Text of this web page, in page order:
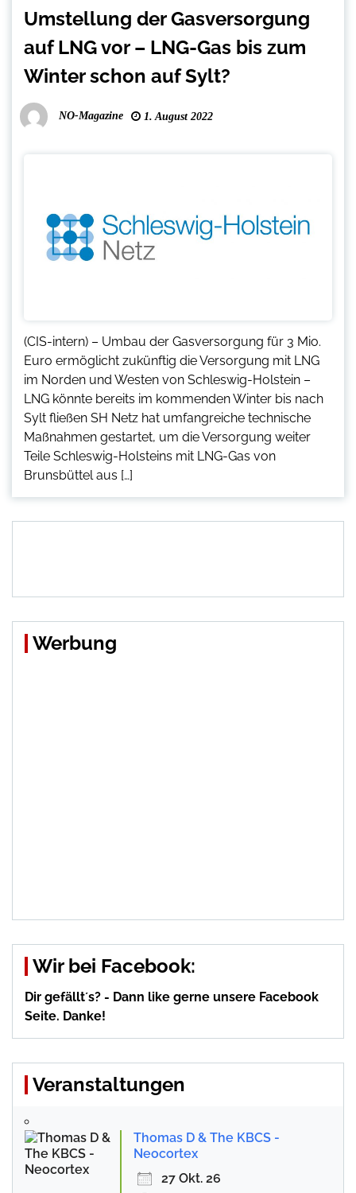
Umstellung der Gasversorgung
auf LNG vor – LNG-Gas bis zum
Winter schon auf Sylt?
NO-Magazine 1. August 2022
(CIS-intern) – Umbau der Gasversorgung für 3 Mio.
Euro ermöglicht zukünftig die Versorgung mit LNG
im Norden und Westen von Schleswig-Holstein –
LNG könnte bereits im kommenden Winter bis nach
Sylt fließen SH Netz hat umfangreiche technische
Maßnahmen gestartet, um die Versorgung weiter
Teile Schleswig-Holsteins mit LNG-Gas von
Brunsbüttel aus […]
Werbung
Wir bei Facebook:
Dir gefällt´s? - Dann like gerne unsere Facebook
Seite. Danke!
Veranstaltungen
Thomas D & The KBCS -
Neocortex
27 Okt. 26